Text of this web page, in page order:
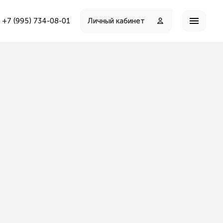
+7 (995) 734-08-01 Личный кабинет